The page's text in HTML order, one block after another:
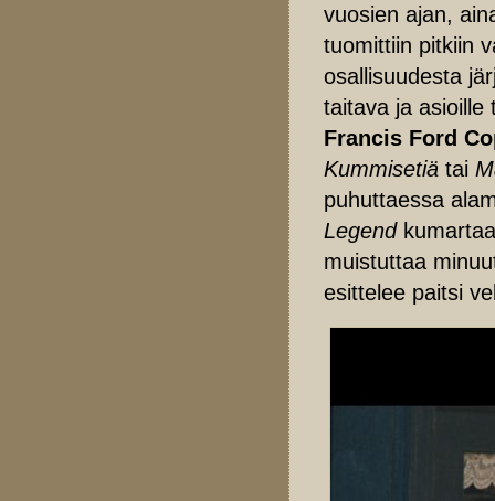
vuosien ajan,
tuomittiin pitkiin
osallisuudesta
taitava ja asioille
Francis Ford
Kummisetiä tai
puhuttaessa
Legend
muistuttaa
esittelee paitsi